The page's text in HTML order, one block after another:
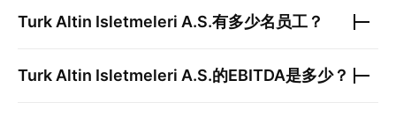
Turk Altin Isletmeleri A.S.有多少名员工？
Turk Altin Isletmeleri A.S.的EBITDA是多少？